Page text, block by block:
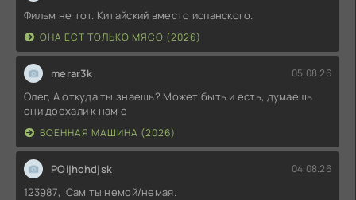
Фильм не тот. Китайский вместо испанского.
ОНА ЕСТ ТОЛЬКО МЯСО (2026)
merar3k 05.08.26
Олег, А откуда ты знаешь? Может быть и есть, думаешь
они доехали к нам с
ВОЕННАЯ МАШИНА (2026)
POijhchdjsk 04.08.26
123987, Сам ты немой/немая.